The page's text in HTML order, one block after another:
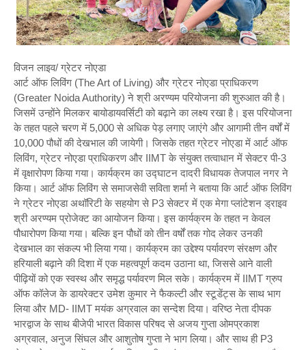
विजन लाइव/ ग्रेटर नोएडा
आर्ट ऑफ लिविंग (The Art of Living) और ग्रेटर नोएडा प्राधिकरण
(Greater Noida Authority) ने श्री अरण्यम परियोजना की शुरुआत की है।
जिसमें उन्होंने मिलकर बायोडायवर्सिटी को बढ़ाने का लक्ष्य रखा है। इस परियोजना
के तहत पहले चरण में 5,000 से अधिक पेड़ लगाए जाएंगे और आगामी तीन वर्षों में
10,000 पौधों की देखभाल की जायेगी। जिसके तहत ग्रेटर नोएडा में आर्ट ऑफ
लिविंग, ग्रेटर नोएडा प्राधिकरण और IIMT के संयुक्त तत्वाधान में सेक्टर पी-3
में वृक्षारोपण किया गया। कार्यक्रम का उद्घाटन दादरी विधायक तेजपाल नगर ने
किया। आर्ट ऑफ लिविंग से समाजसेवी सविता शर्मा ने बताया कि आर्ट ऑफ लिविंग
ने ग्रेटर नोएडा अथॉरिटी के सहयोग से P3 सेक्टर में एक मेगा प्लांटेशन ड्राइव
श्री अरण्यम प्रोजेक्ट का आयोजन किया। इस कार्यक्रम के तहत न केवल
पौधारोपण किया गया। बल्कि इन पौधों को तीन वर्षों तक गोद लेकर उनकी
देखभाल का संकल्प भी लिया गया। कार्यक्रम का उद्देश्य पर्यावरण संरक्षण और
हरियाली बढ़ाने की दिशा में एक महत्वपूर्ण कदम उठाना था, जिससे आने वाली
पीढ़ियों को एक स्वस्थ और समृद्ध पर्यावरण मिल सके। कार्यक्रम में IIMT ग्रुप
ऑफ कॉलेज के डायरेक्टर उमेश कुमार ने फैकल्टी और स्टूडेंट्स के साथ भाग
लिया और MD- IIMT मयंक अग्रवाल का सन्देश दिया। वरिष्ठ नेता दीपक
भारद्वाज के साथ बीजेपी भारत विकास परिषद से अजय गुप्ता ओमप्रकाश
अग्रवाल, अनुज सिंघल और आशुतोष गुप्ता ने भाग लिया। और साथ ही P3